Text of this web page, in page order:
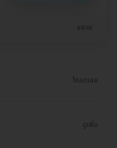
ขยาย
โหลดเลย
ดูเพิ่ม